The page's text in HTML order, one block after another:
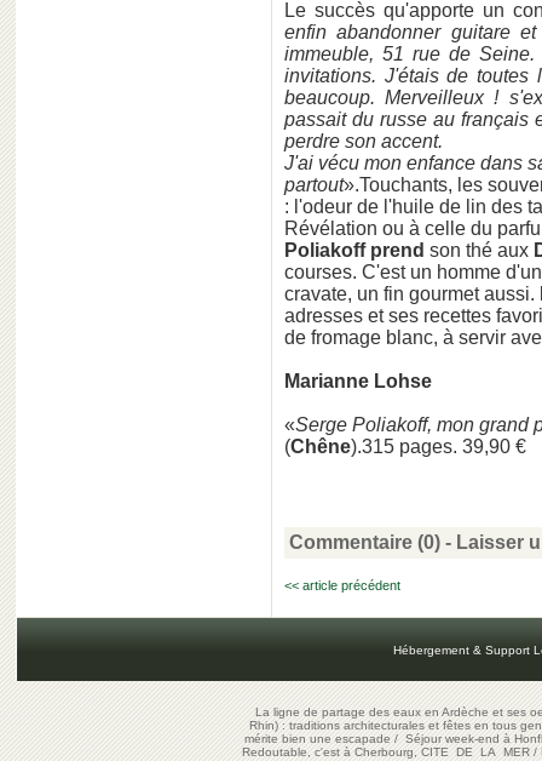
Le succès qu'apporte un
enfin abandonner guitare
immeuble, 51 rue de
invitations. J'étais de toutes
beaucoup. Merveilleux !
passait du russe au français
perdre son accent.
J'ai vécu mon enfance dans
partout».Touchants, les
: l'odeur de l'huile de lin des
Révélation ou à celle du
Poliakoff prend son thé aux
courses. C'est un homme
cravate, un fin gourmet aussi.
adresses et ses recettes
de fromage blanc, à servir
Marianne Lohse
«Serge Poliakoff, mon grand
(Chêne).315 pages. 39,90 €
Commentaire (0) - Laisser
<< article précédent
Hébergement & Support
La ligne de partage des eaux en Ardèche et ses
Rhin) : traditions architecturales et fêtes en tous
mérite bien une escapade/Séjour week-end à
Redoutable, c'est à Cherbourg, CITE DE LA MER/